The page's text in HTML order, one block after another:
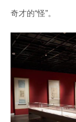
奇才的“怪”。